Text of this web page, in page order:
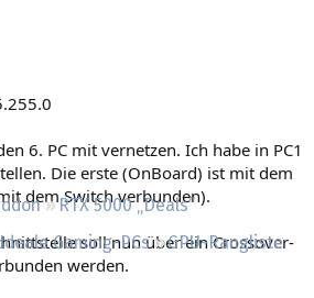
RTX 5000 „Deals“
Ideale Gaming-PCs
GPU-Rangliste
6. PC mit vernetzen. Ich habe in PC1
Die erste (OnBoard) ist mit dem
dem Switch verbunden).
soll nun über ein Crossover-
werden.